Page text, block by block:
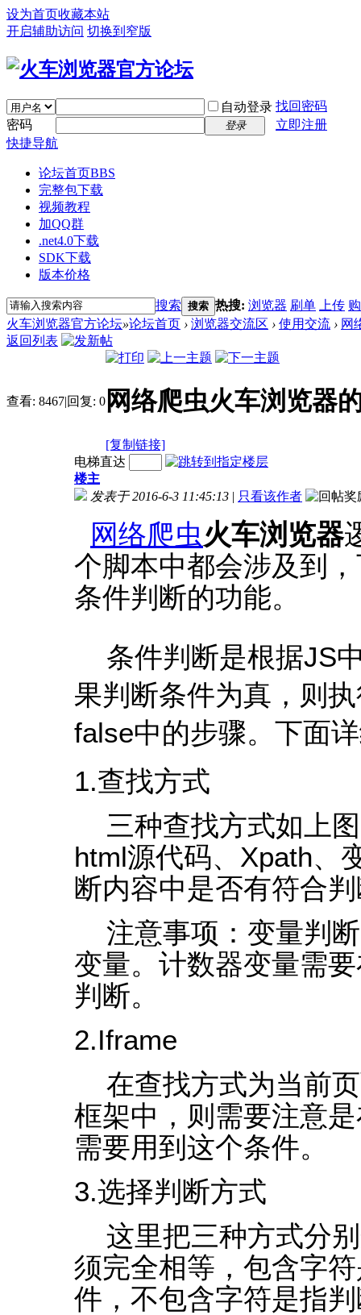
设为首页收藏本站
开启辅助访问 切换到窄版
自动登录 找回密码
密码
登录
立即注册
快捷导航
论坛首页BBS
完整包下载
视频教程
加QQ群
.net4.0下载
SDK下载
版本价格
搜索 搜索 热搜: 浏览器 刷单 上传
火车浏览器官方论坛»论坛首页 › 浏览器交流区 › 使用交流 › 网
返回列表
查看: 8467|回复: 0 网络爬虫火车浏览器
[复制链接]
电梯直达
楼主
发表于 2016-6-3 11:45:13 | 只看该作者
网络爬虫火车浏览器
个脚本中都会涉及到
条件判断的功能。
条件判断是根据JS
果判断条件为真，则
false中的步骤。下面
1.查找方式
三种查找方式如上
html源代码、Xpath、
断内容中是否有符合
注意事项：变量判
变量。计数器变量需
判断。
2.Iframe
在查找方式为当前
框架中，则需要注意
需要用到这个条件。
3.选择判断方式
这里把三种方式分
须完全相等，包含字
件，不包含字符是指